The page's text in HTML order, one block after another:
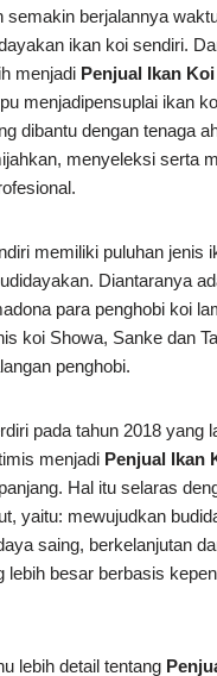
semakin berjalannya
ikan koi sendiri.
menjadi Penjual Ikan
menjadipensuplai ikan
dibantu dengan tenaga
menyeleksi serta
memiliki puluhan jenis
Diantaranya
para penghobi koi
koi Showa, Sanke dan
penghobi.
pada tahun 2018 yang
menjadi Penjual Ikan
Hal itu selaras
yaitu: mewujudkan
saing, berkelanjutan
lebih besar berbasis
lebih detail tentang